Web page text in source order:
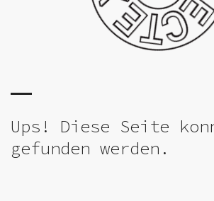
Ups! Diese Seite
gefunden werden.